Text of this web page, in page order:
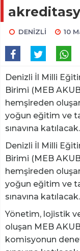
DENİZLİ 10
Denizli İl Milli
Birimi (MEB
hemşireden
yoğun eğitim ve
sınavına katılacak.
Denizli İl Milli
Birimi (MEB
hemşireden
yoğun eğitim ve
sınavına katılacak.
Yönetim, lojistik
oluşan MEB
komisyonun